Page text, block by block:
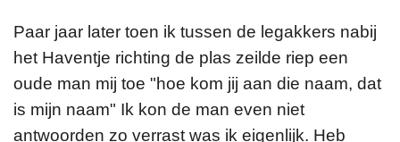
Paar jaar later toen ik tussen de legakkers nabij
het Haventje richting de plas zeilde riep een
oude man mij toe "hoe kom jij aan die naam, dat
is mijn naam" Ik kon de man even niet
antwoorden zo verrast was ik eigenlijk. Heb